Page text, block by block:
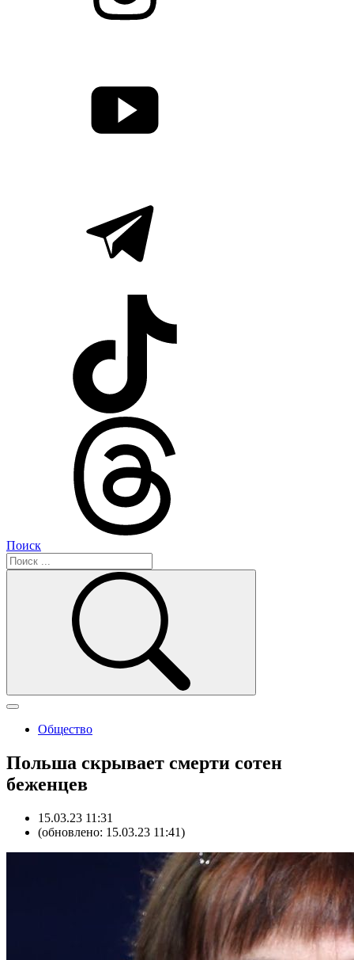
Поиск
Общество
Польша скрывает смерти сотен
беженцев
15.03.23 11:31
(обновлено: 15.03.23 11:41)